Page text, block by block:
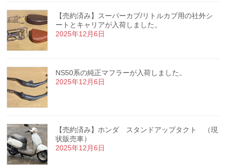
【売約済み】スーパーカブ/リトルカブ用の社外シ
ートとキャリアが入荷しました。
2025年12月6日
NS50系の純正マフラーが入荷しました。
2025年12月6日
【売約済み】ホンダ スタンドアップタクト （現
状販売車）
2025年12月6日